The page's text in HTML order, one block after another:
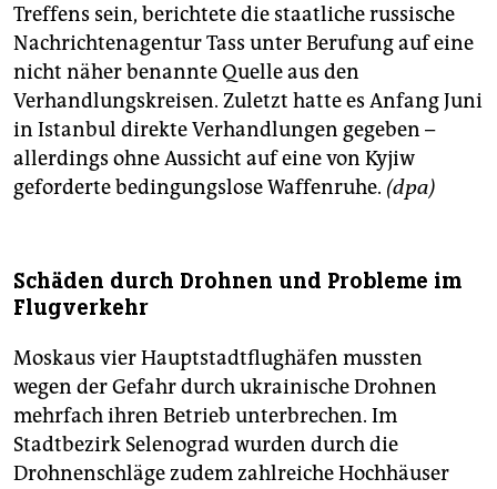
Treffens sein, berichtete die staatliche russische
Nachrichtenagentur Tass unter Berufung auf eine
nicht näher benannte Quelle aus den
Verhandlungskreisen. Zuletzt hatte es Anfang Juni
in Istanbul direkte Verhandlungen gegeben –
allerdings ohne Aussicht auf eine von Kyjiw
geforderte bedingungslose Waffenruhe. (dpa)
Schäden durch Drohnen und Probleme im
Flugverkehr
Moskaus vier Hauptstadtflughäfen mussten
wegen der Gefahr durch ukrainische Drohnen
mehrfach ihren Betrieb unterbrechen. Im
Stadtbezirk Selenograd wurden durch die
Drohnenschläge zudem zahlreiche Hochhäuser